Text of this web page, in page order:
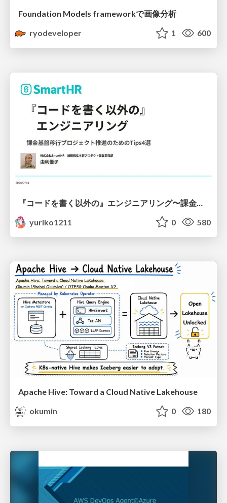
Foundation Models frameworkで画像分析
ryodeveloper
1 600
yuriko1211
0 580
Apache Hive: Toward a Cloud Native Lakehouse
okumin
0 180